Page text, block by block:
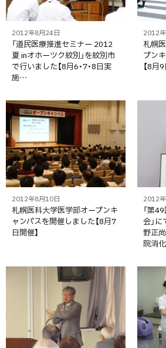
2012年8月24日
「道民医療推進セミナー 2012
夏 inオホーツク紋別」を紋別市
で行いました【8月6・7・8日実
施…
2012
札幌
プン
【8月
2012年8月10日
札幌医科大学医学部オープンキ
ャンパスを開催しました【8月7
日開催】
2012
「第
会」
野正
院消